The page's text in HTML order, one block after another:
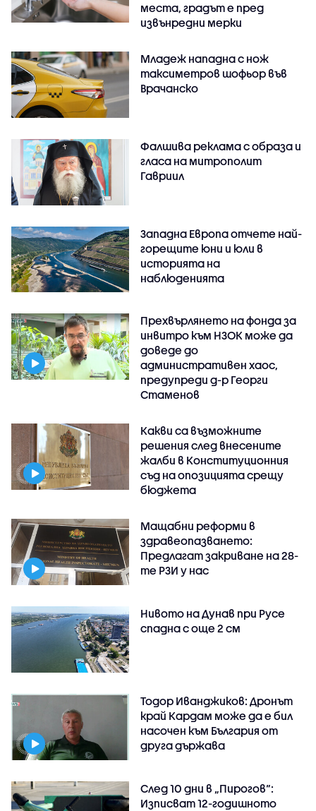
места, градът е пред
извънредни мерки
Младеж нападна с нож
таксиметров шофьор във
Врачанско
Фалшива реклама с образа и
гласа на митрополит
Гавриил
Западна Европа отчете най-
горещите юни и юли в
историята на
наблюденията
Прехвърлянето на фонда за
инвитро към НЗОК може да
доведе до
административен хаос,
предупреди д-р Георги
Стаменов
Какви са възможните
решения след внесените
жалби в Конституционния
съд на опозицията срещу
бюджета
Мащабни реформи в
здравеопазването:
Предлагат закриване на 28-
те РЗИ у нас
Нивото на Дунав при Русе
спадна с още 2 см
Тодор Иванджиков: Дронът
край Кардам може да е бил
насочен към България от
друга държава
След 10 дни в „Пирогов“:
Изписват 12-годишното